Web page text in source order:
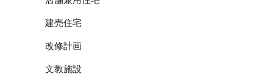
建売住宅
改修計画
文教施設